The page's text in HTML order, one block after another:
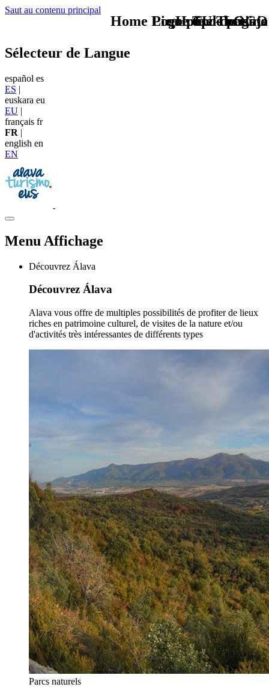
Saut au contenu principal
TU - LOGO
Sélecteur de Langue
español es
ES |
euskara eu
EU |
français fr
FR |
english en
EN
Menu Affichage
Découvrez Álava
Découvrez Álava
Alava vous offre de multiples possibilités de profiter de lieux
riches en patrimoine culturel, de visites de la nature et/ou
d'activités très intéressantes de différents types
Parcs naturels
que tipo de viaje
Home Logo pie de página
Pie Home Turismo